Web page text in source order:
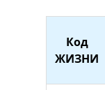
Код
ЖИЗНИ